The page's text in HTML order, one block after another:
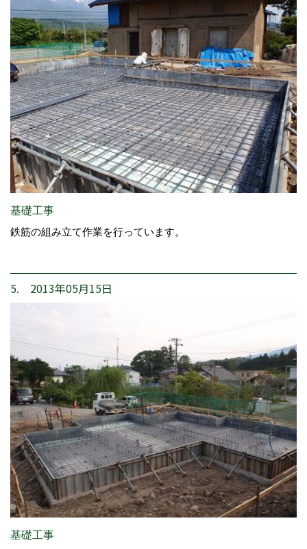
基礎工事
鉄筋の組み立て作業を行っています。
5. 2013年05月15日
基礎工事